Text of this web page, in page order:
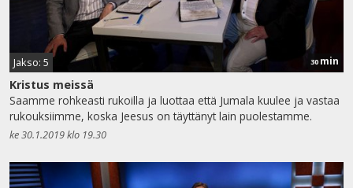
Jakso: 5 30 min
Kristus meissä
Saamme rohkeasti rukoilla ja luottaa että Jumala kuulee ja vastaa
rukouksiimme, koska Jeesus on täyttänyt lain puolestamme.
ke 30.1.2019 klo 19.30